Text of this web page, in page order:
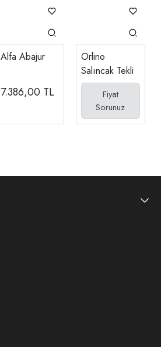
Alfa Abajur
7.386,00 TL
Orlino
Salıncak Tekli
Fiyat
Sorunuz